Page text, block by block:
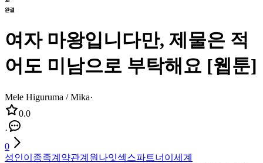
여자 마왕입니다만, 제물은 적
어도 미남으로 부탁해요 [웹툰]
Mele Higuruma / Mika·
0.0
·
0
성인이종족계약관계 원나잇섹스파트너 이세계